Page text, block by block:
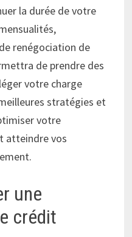
la durée de votre
renégociation de
de prendre des
votre charge
stratégies et
votre
atteindre vos
une
crédit